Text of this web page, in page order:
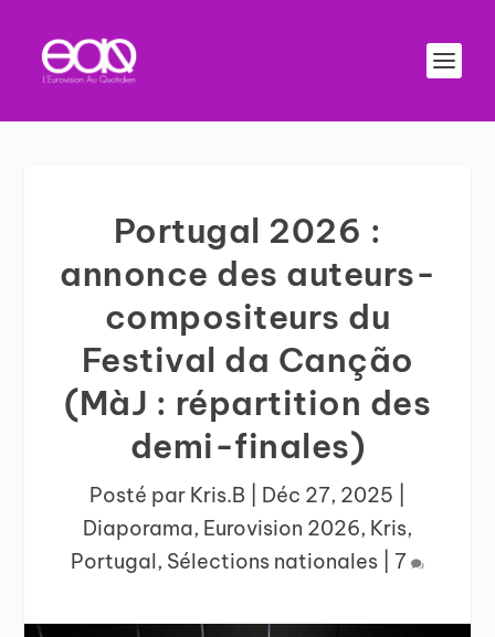
Portugal 2026 :
annonce des auteurs-
compositeurs du
Festival da Canção
(MàJ : répartition des
demi-finales)
Posté par Kris.B Déc 27, 2025
Diaporama, Eurovision 2026, Kris,
Portugal, Sélections nationales 7